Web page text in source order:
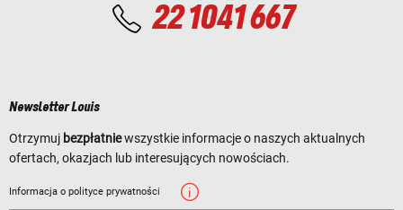
22 1041 667
Newsletter Louis
Otrzymuj bezpłatniewszystkie informacje o naszych aktualnych
ofertach, okazjach lub interesujących nowościach.
Informacja o polityce prywatności